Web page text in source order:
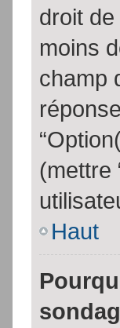
droit
moins
champ
(mettre
Haut